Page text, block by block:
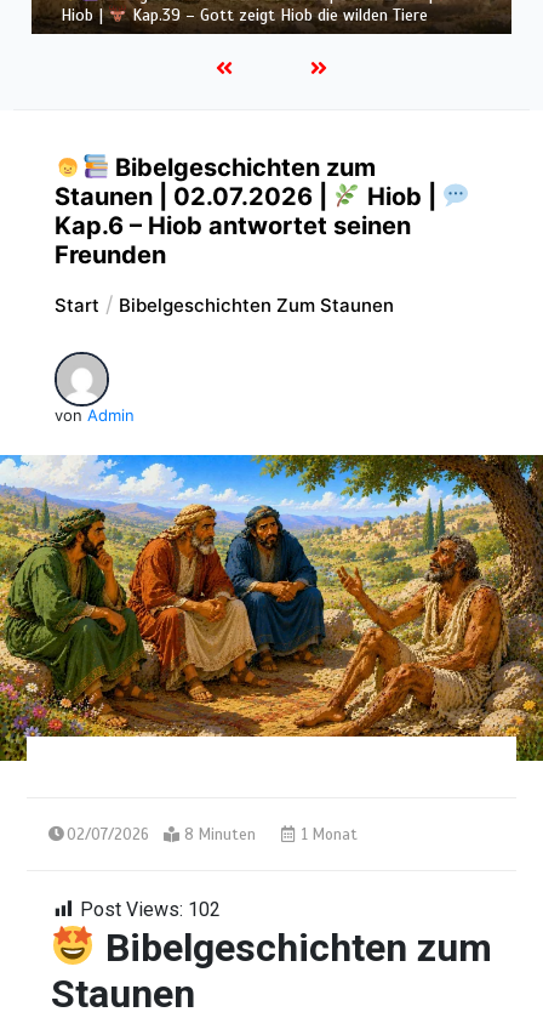
Hiob |
Kap.38 – Gott antwortet aus dem Sturm
Bibelgeschichten zum
Staunen | 02.07.2026 |
Hiob |
Kap.6 – Hiob antwortet seinen
Freunden
Start Bibelgeschichten Zum Staunen
von Admin
02/07/2026 8 Minuten 1 Monat
Post Views: 102
Bibelgeschichten zum
Staunen